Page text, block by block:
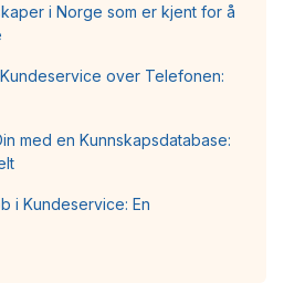
i Norge som er kjent for å
over Telefonen:
med en Kunnskapsdatabase:
i Kundeservice: En